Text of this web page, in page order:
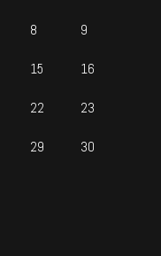
8 9
15 16
22 23
29 30